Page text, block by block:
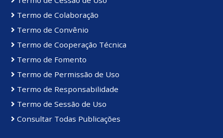
Termo de Colaboração
Termo de Convênio
Termo de Cooperação Técnica
Termo de Fomento
Termo de Permissão de Uso
Termo de Responsabilidade
Termo de Sessão de Uso
Consultar Todas Publicações